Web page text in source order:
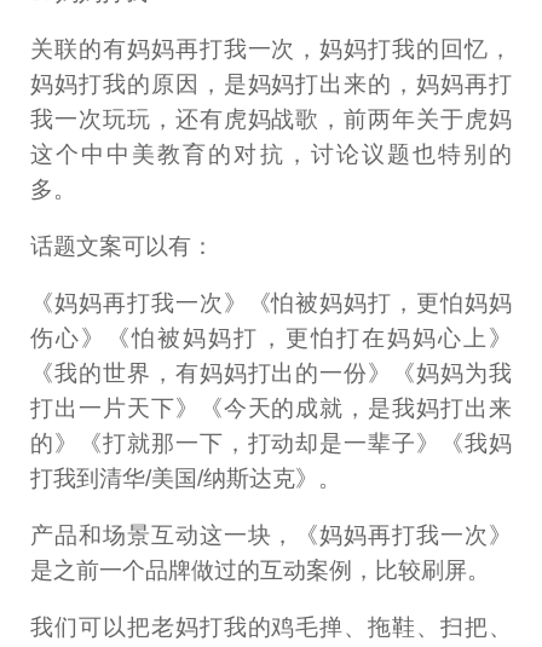
关联的有妈妈再打我一次，妈妈打我的回忆，
妈妈打我的原因，是妈妈打出来的，妈妈再打
我一次玩玩，还有虎妈战歌，前两年关于虎妈
这个中中美教育的对抗，讨论议题也特别的
多。
话题文案可以有：
《妈妈再打我一次》《怕被妈妈打，更怕妈妈
伤心》《怕被妈妈打，更怕打在妈妈心上》
《我的世界，有妈妈打出的一份》《妈妈为我
打出一片天下》《今天的成就，是我妈打出来
的》《打就那一下，打动却是一辈子》《我妈
打我到清华/美国/纳斯达克》。
产品和场景互动这一块，《妈妈再打我一次》
是之前一个品牌做过的互动案例，比较刷屏。
我们可以把老妈打我的鸡毛掸、拖鞋、扫把、